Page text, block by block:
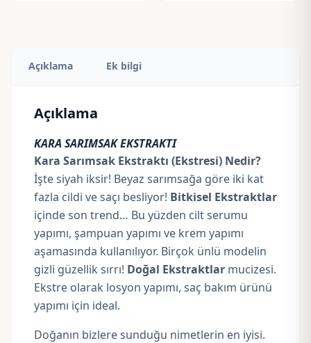
Açıklama Ek bilgi
Açıklama
KARA SARIMSAK EKSTRAKTI
Kara Sarımsak Ekstraktı (Ekstresi) Nedir?
İşte siyah iksir! Beyaz sarımsağa göre iki kat
fazla cildi ve saçı besliyor! Bitkisel Ekstraktlar
içinde son trend… Bu yüzden cilt serumu
yapımı, şampuan yapımı ve krem yapımı
aşamasında kullanılıyor. Birçok ünlü modelin
gizli güzellik sırrı! Doğal Ekstraktlar mucizesi.
Ekstre olarak losyon yapımı, saç bakım ürünü
yapımı için ideal.
Doğanın bizlere sunduğu nimetlerin en iyisi.